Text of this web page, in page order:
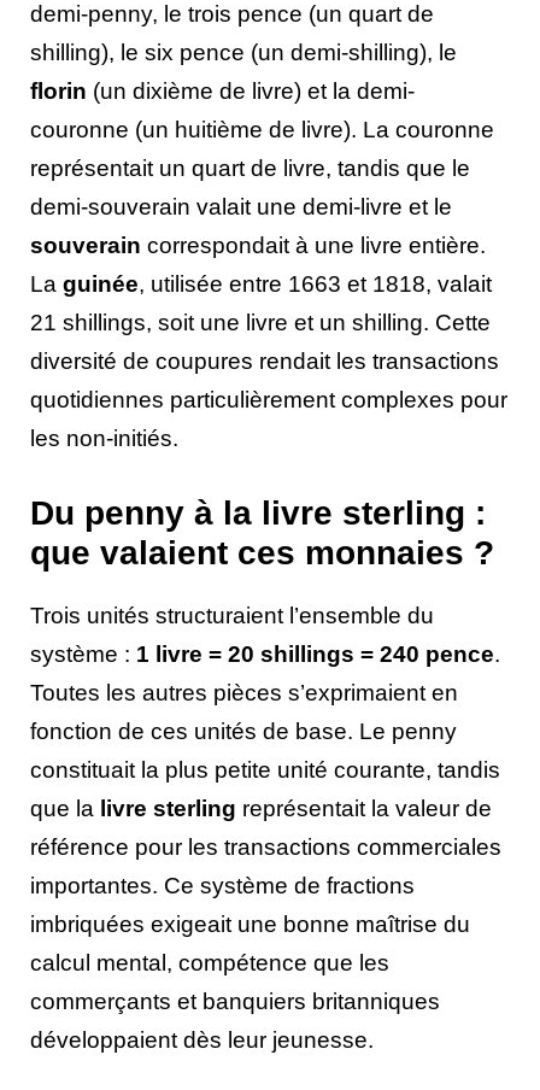
demi-penny, le trois pence (un quart de
shilling), le six pence (un demi-shilling), le
florin (un dixième de livre) et la demi-
couronne (un huitième de livre). La couronne
représentait un quart de livre, tandis que le
demi-souverain valait une demi-livre et le
souverain correspondait à une livre entière.
La guinée, utilisée entre 1663 et 1818, valait
21 shillings, soit une livre et un shilling. Cette
diversité de coupures rendait les transactions
quotidiennes particulièrement complexes pour
les non-initiés.
Du penny à la livre sterling :
que valaient ces monnaies ?
Trois unités structuraient l’ensemble du
système : 1 livre = 20 shillings = 240 pence.
Toutes les autres pièces s’exprimaient en
fonction de ces unités de base. Le penny
constituait la plus petite unité courante, tandis
que la livre sterling représentait la valeur de
référence pour les transactions commerciales
importantes. Ce système de fractions
imbriquées exigeait une bonne maîtrise du
calcul mental, compétence que les
commerçants et banquiers britanniques
développaient dès leur jeunesse.